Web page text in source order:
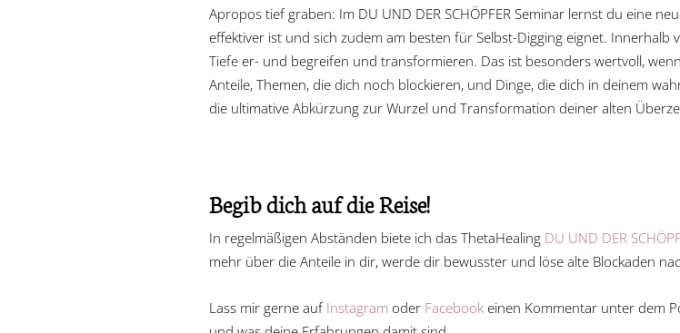
Apropos tief graben: Im DU UND DER SCHÖPFER Seminar lernst du eine
effektiver ist und sich zudem am besten für Selbst-Digging eignet.
Tiefe er- und begreifen und transformieren. Das ist besonders wertvoll,
Anteile, Themen, die dich noch blockieren, und Dinge, die dich in deinem
die ultimative Abkürzung zur Wurzel und Transformation deiner alten
Begib dich auf die Reise!
In regelmäßigen Abständen biete ich das ThetaHealing DU UND DER
mehr über die Anteile in dir, werde dir bewusster und löse alte Blockaden
Lass mir gerne auf Instagram oder Facebook einen Kommentar unter dem